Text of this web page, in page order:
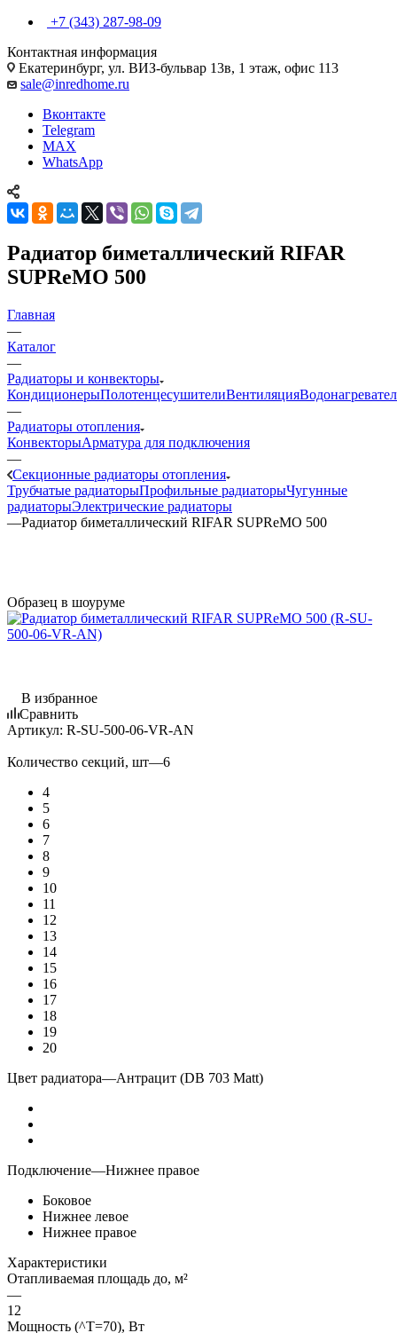
+7 (343) 287-98-09
Контактная информация
Екатеринбург, ул. ВИЗ-бульвар 13в, 1 этаж, офис 113
sale@inredhome.ru
Вконтакте
Telegram
MAX
WhatsApp
Радиатор биметаллический RIFAR
SUPReMO 500
Главная
—
Каталог
—
Радиаторы и конвекторы
КондиционерыПолотенцесушителиВентиляция
—
Радиаторы отопления
КонвекторыАрматура для подключения
—
Секционные радиаторы отопления
Трубчатые радиаторыПрофильные радиаторыЧугунные
радиаторыЭлектрические радиаторы
—Радиатор биметаллический RIFAR SUPReMO 500
Образец в шоуруме
В избранное
Сравнить
Артикул: R-SU-500-06-VR-AN
Количество секций, шт—6
4
5
6
7
8
9
10
11
12
13
14
15
16
17
18
19
20
Цвет радиатора—Антрацит (DB 703 Matt)
Подключение—Нижнее правое
Боковое
Нижнее левое
Нижнее правое
Характеристики
Отапливаемая площадь до, м²
—
12
Мощность (^T=70), Вт